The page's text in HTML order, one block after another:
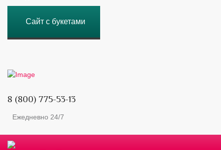
Сайт с букетами
8 (800) 775-53-13
Ежедневно 24/7